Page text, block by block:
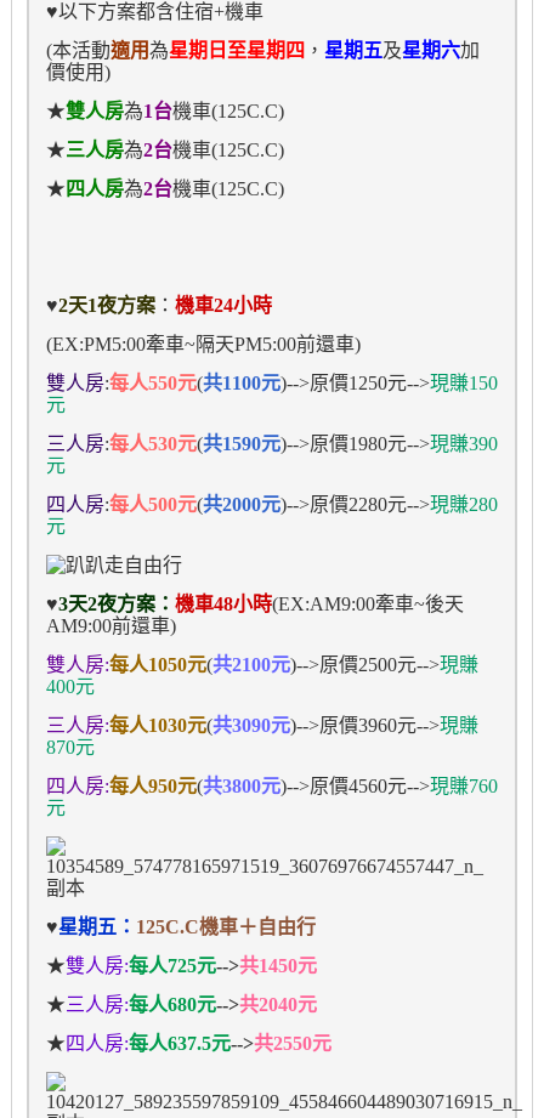
♥以下方案都含住宿+機車
(本活動適用為星期日至星期四 ， 星期五及星期六加
價使用)
★雙人房為1台機車(125C.C)
★三人房為2台機車(125C.C)
★ 四人房為2台機車(125C.C)
♥2天1夜方案： 機車24小時
(EX:PM5:00牽車~隔天PM5:00前還車)
雙人房:每人550元(共1100元)-->原價1250元-->現賺150
元
三人房:每人530元(共1590元)-->原價1980元-->現賺390
元
四人房:每人500元(共2000元)-->原價2280元-->現賺280
元
♥3天2夜方案： 機車48小時(EX:AM9:00牽車~後天
AM9:00前還車)
雙人房:每人1050元(共2100元)-->原價2500元-->現賺
400元
三人房:每人1030元(共3090元)-->原價3960元-->現賺
870元
四人房:每人950元(共3800元)-->原價4560元-->現賺760
元
♥星期五： 125C.C機車＋自由行
★雙人房:每人725元-->共1450元
★三人房:每人680元-->共2040元
★四人房:每人637.5元-->共2550元